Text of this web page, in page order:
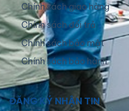
Chính sách giao hàng
Chính sách đổi trả
Chính sách bảo mật
Chính sách bảo hành
ĐĂNG KÝ NHẬN TIN